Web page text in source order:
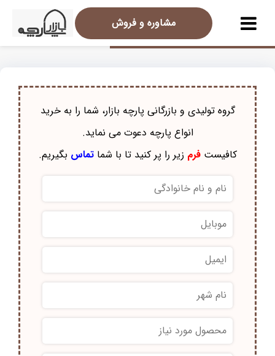
مشاوره و فروش
گروه تولیدی و بازرگانی پارچه بازار، شما را به خرید
انواع پارچه دعوت می نماید.
کافیستفرم زیر را پر کنید تا با شماتماس بگیریم.
*